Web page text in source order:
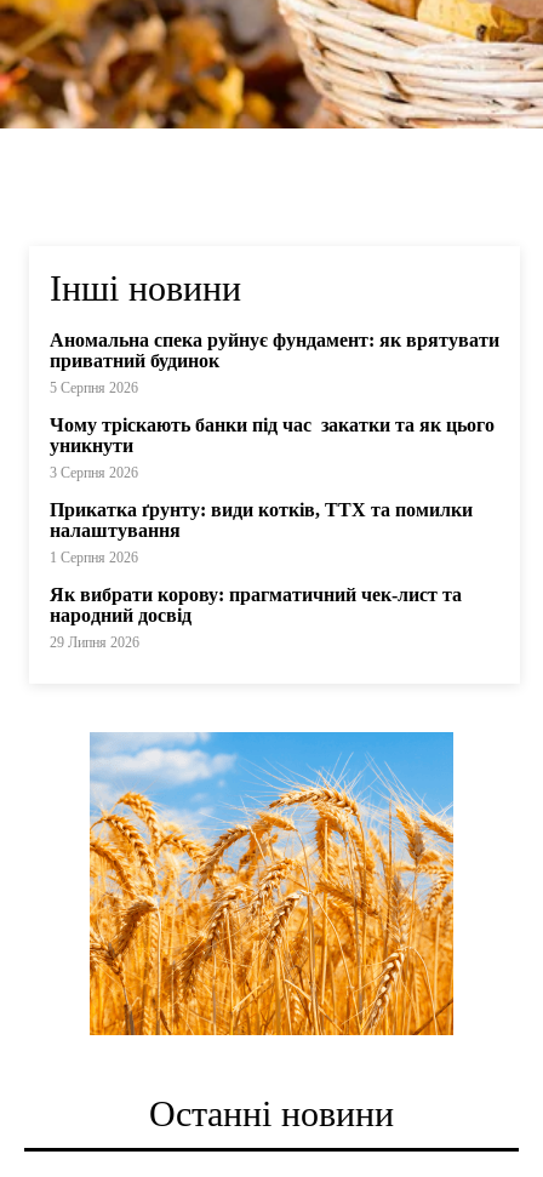
Інші новини
Аномальна спека руйнує фундамент: як врятувати
приватний будинок
5 Серпня 2026
Чому тріскають банки під час закатки та як цього
уникнути
3 Серпня 2026
Прикатка ґрунту: види котків, ТТХ та помилки
налаштування
1 Серпня 2026
Як вибрати корову: прагматичний чек-лист та
народний досвід
29 Липня 2026
Останні новини